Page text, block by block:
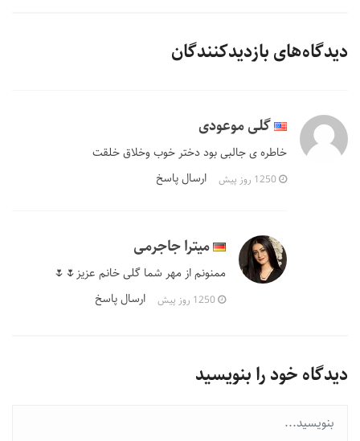
دیدگاه‌های بازدیدکنندگان
گلی موعودی
خاطره ی جالبی بود دختر خوب وخلاق خلقت
ارسال پاسخ
میترا جاجرمی
ممنونم از مهر شما گلی خانم عزیز🌷🌷
ارسال پاسخ
دیدگاه خود را بنویسید